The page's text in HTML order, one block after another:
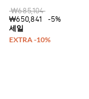
₩685,104
₩650,841
-5%